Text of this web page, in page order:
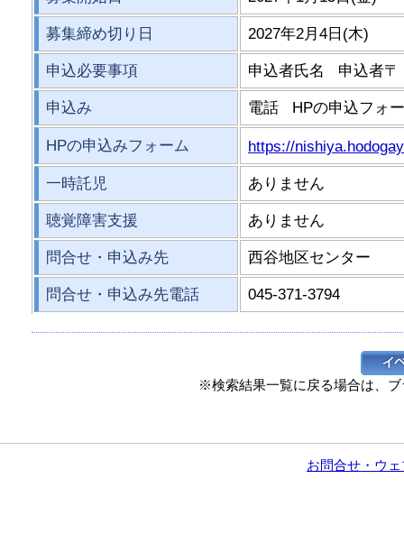
募集締め切り日 2027年2月4日(木)
申込必要事項 申込者氏名 申込者
申込み 電話 HPの申込フォ
HPの申込みフォーム https://
一時託児 ありません
聴覚障害支援 ありません
問合せ・申込み先 西谷地区センター
問合せ・申込み先電話 045-371-3794
※検索結果一覧に戻る場合は、
お問合せ・ウ